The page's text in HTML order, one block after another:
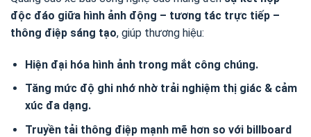
độc đáo giữa hình ảnh động – tương tác trực tiếp –
thông điệp sáng tạo, giúp thương hiệu:
Hiện đại hóa hình ảnh trong mắt công chúng.
Tăng mức độ ghi nhớ nhờ trải nghiệm thị giác & cảm
xúc đa dạng.
Truyền tải thông điệp mạnh mẽ hơn so với billboard